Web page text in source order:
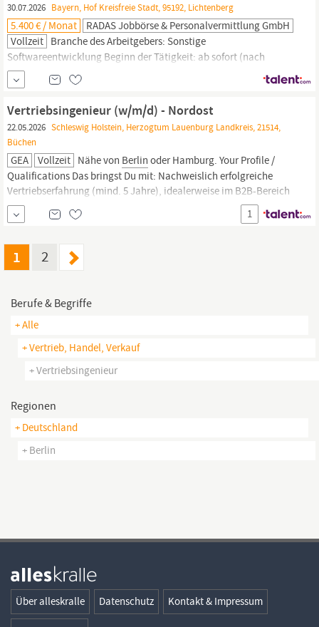
30.07.2026 Bayern, Hof Kreisfreie Stadt, 95192, Lichtenberg
5.400 € / Monat
RADAS Jobbörse & Personalvermittlung GmbH
Vollzeit Branche des Arbeitgebers: Sonstige
Softwareentwicklung Beginn der Tätigkeit: ab sofort (nach
Vereinbarung) Arbeitszeit: Vollzeit Befristung: Unbefristete
Beschäftigung Einsatzorte: 10317
Führungsverantwortung:
Keine Führungsverantwortung Vergütung: Festgehalt pro Monat
von 4.600,00 bis 5.400,00 EUR
Vertriebsingenieur (w/m/d) - Nordost
22.05.2026 Schleswig Holstein, Herzogtum Lauenburg Landkreis, 21514,
Büchen
GEA Vollzeit Nähe von Berlin oder Hamburg. Your Profile /
Qualifications Das bringst Du mit: Nachweislich erfolgreiche
Vertriebserfahrung (mind. 5 Jahre), idealerweise im B2B-Bereich
mit erklärungsbedürftigen Produkten. Du bist abschlussstark,
zielorientiert und überzeugst durch Deine
Kunden ist
1
1 2
Berufe & Begriffe
+ Alle
+ Vertrieb, Handel, Verkauf
+ Vertriebsingenieur
Regionen
+ Deutschland
+ Berlin
Über alleskralle Datenschutz Kontakt & Impressum